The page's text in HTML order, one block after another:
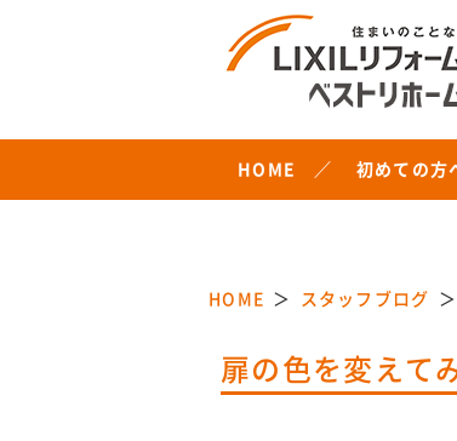
HOME 初めての方
HOME スタッフブログ
扉の色を変えて